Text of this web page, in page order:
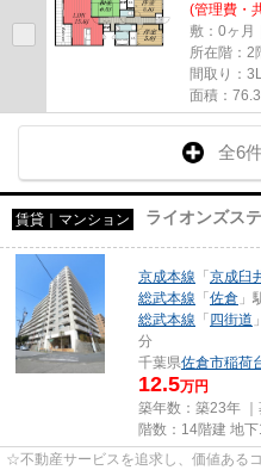
(管理費・
敷：0ヶ月
所在階：2
間取り：
面積：
全6
賃貸｜マンション ライオンズス
京成本線 「 京成臼
総武本線 「 佐倉 」
総武本線 「 四街道
分
千葉県佐倉市稲荷
12.5万円
築年数：築23年 ｜
階数：14階建 地
☆不動産サービスを追求し、価値ある